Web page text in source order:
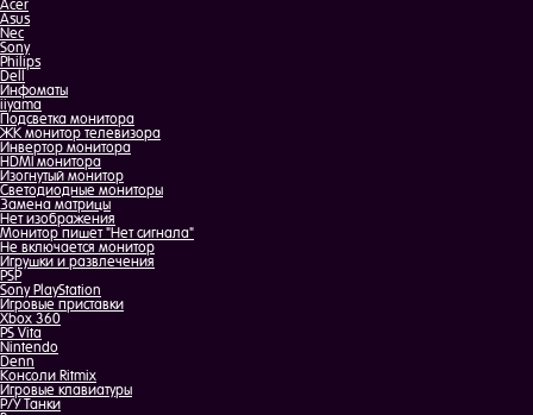
Acer
Asus
Nec
Sony
Philips
Dell
Инфоматы
iiyama
Подсветка монитора
ЖК монитор телевизора
Инвертор монитора
HDMI монитора
Изогнутый монитор
Светодиодные мониторы
Замена матрицы
Нет изображения
Монитор пишет "Нет сигнала"
Не включается монитор
Игрушки и развлечения
PSP
Sony PlayStation
Игровые приставки
Xbox 360
PS Vita
Nintendo
Denn
Консоли Ritmix
Игровые клавиатуры
Р/У Танки